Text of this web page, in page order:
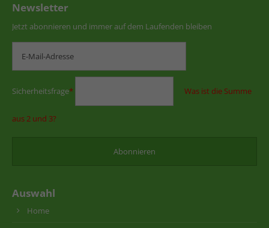
Newsletter
Jetzt abonnieren und immer auf dem Laufenden bleiben
Sicherheitsfrage* Was ist die Summe
aus 2 und 3?
Auswahl
Home